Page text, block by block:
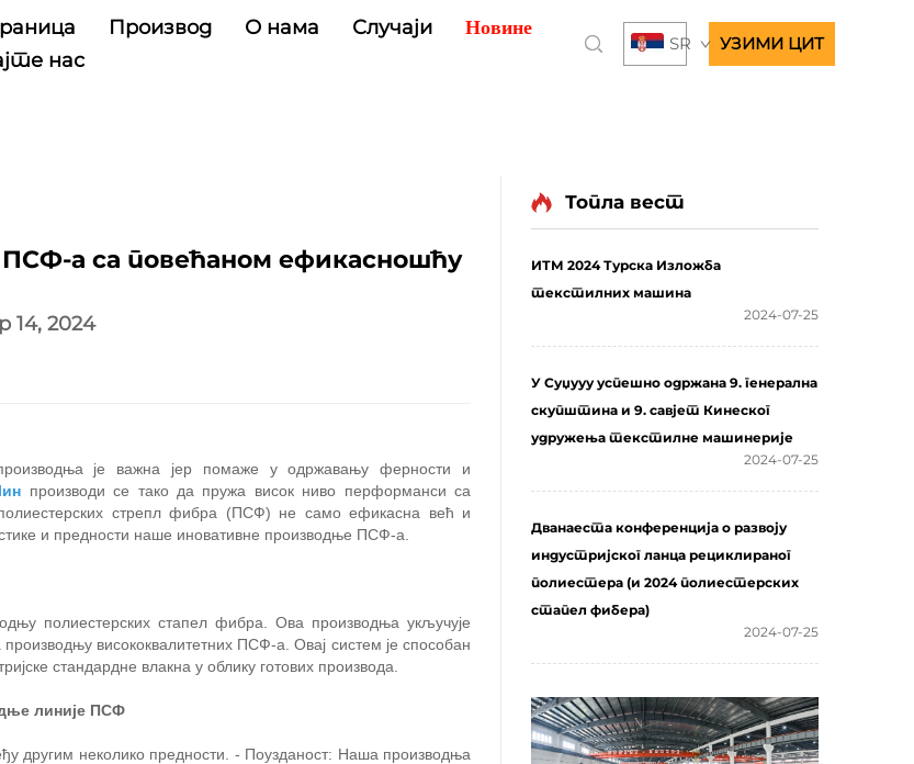
Производ О нама Случаји Новине
нас
SR УЗИМИ ЦИТ
а са повећаном ефикасношћу
14, 2024
је важна јер помаже у одржавању ферности и
производи се тако да пружа висок ниво перформанси са
стрепл фибра (ПСФ) не само ефикасна већ и
и предности наше иновативне производње ПСФ-а.
полиестерских стапел фибра. Ова производња укључује
висококвалитетних ПСФ-а. Овај систем је способан
стандардне влакна у облику готових производа.
линије ПСФ
другим неколико предности. - Поузданост: Наша производња
Топла вест
ИТМ 2024 Турска Изложба
текстилних машина
2024-07-25
У Суџууу успешно одржана 9. генерална
скупштина и 9. савјет Кинеског
удружења текстилне машинерије
2024-07-25
Дванаеста конференција о развоју
индустријског ланца рециклираног
полиестера (и 2024 полиестерских
стапел фибера)
2024-07-25